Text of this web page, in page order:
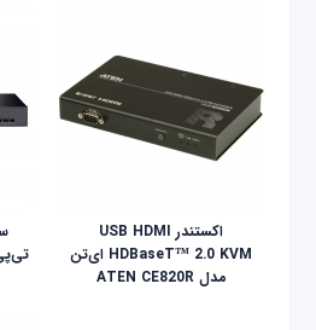
اکستندر USB HDMI
HDBaseT™ 2.0 KVM ای‌تن
مدل ATEN CE820R